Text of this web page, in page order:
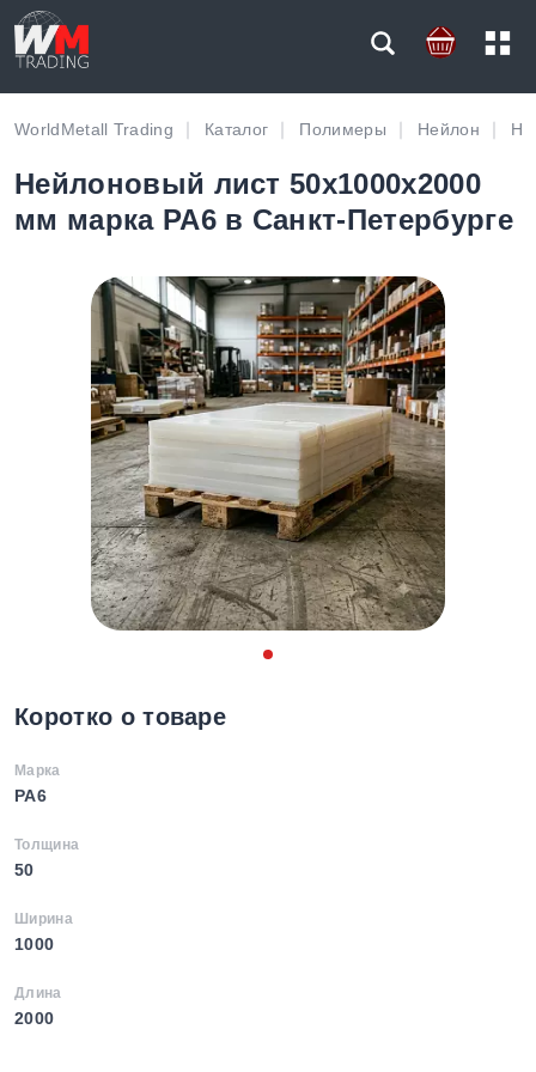
WorldMetall Trading Каталог Полимеры Нейлон
Нейлоновый лист 50х1000х2000
мм марка PA6 в Санкт-Петербурге
Коротко о товаре
Марка
PA6
Толщина
50
Ширина
1000
Длина
2000